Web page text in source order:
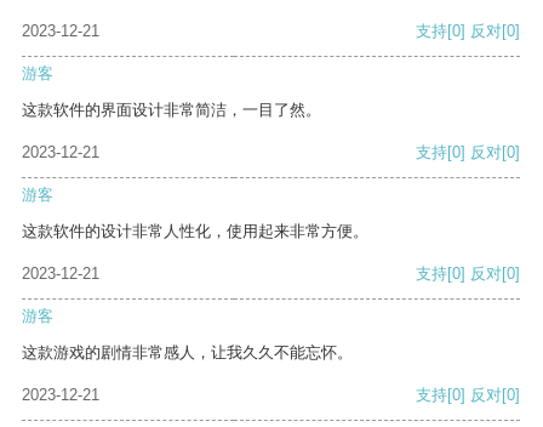
2023-12-21 支持[0] 反对[0]
游客
这款软件的界面设计非常简洁，一目了然。
2023-12-21 支持[0] 反对[0]
游客
这款软件的设计非常人性化，使用起来非常方便。
2023-12-21 支持[0] 反对[0]
游客
这款游戏的剧情非常感人，让我久久不能忘怀。
2023-12-21 支持[0] 反对[0]